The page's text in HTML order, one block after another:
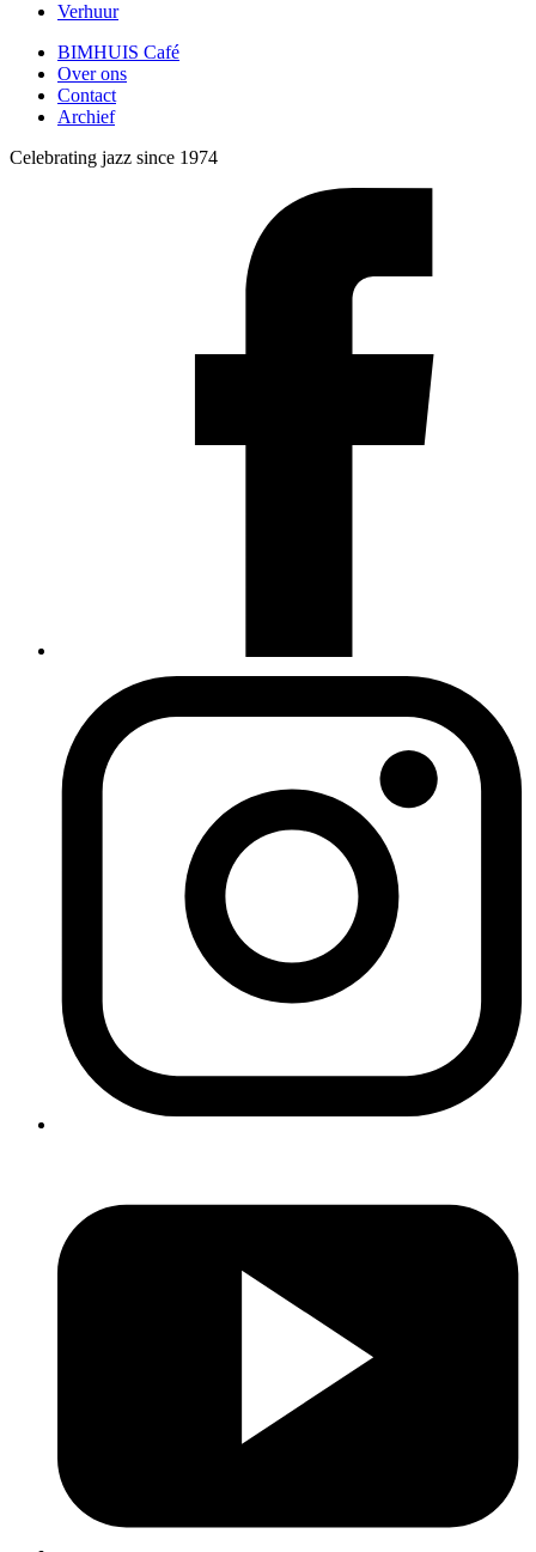
Verhuur
BIMHUIS Café
Over ons
Contact
Archief
Celebrating jazz since 1974